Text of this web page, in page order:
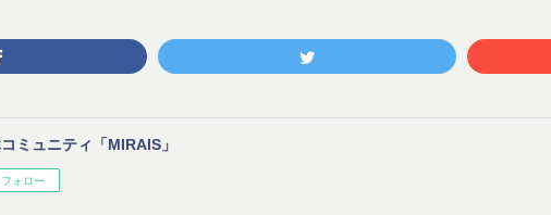
ミュニティ「MIRAIS」
フォロー